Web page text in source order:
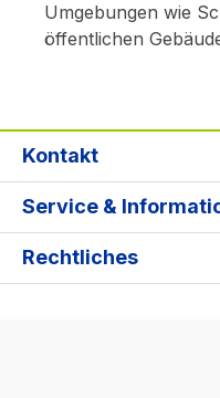
Umgebungen wie
öffentlichen
Kontakt
Service &
Rechtliches